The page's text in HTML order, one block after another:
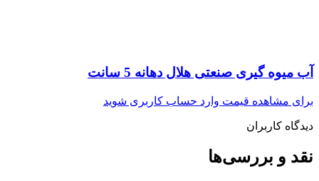
آب میوه گیری صنعتی هلال دهانه 5 سانت
برای مشاهده قیمت وارد حساب کاربری شوید
دیدگاه کاربران
نقد و بررسی‌ها